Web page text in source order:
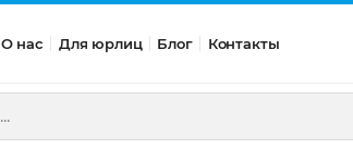
О нас Для юрлиц Блог Контакты